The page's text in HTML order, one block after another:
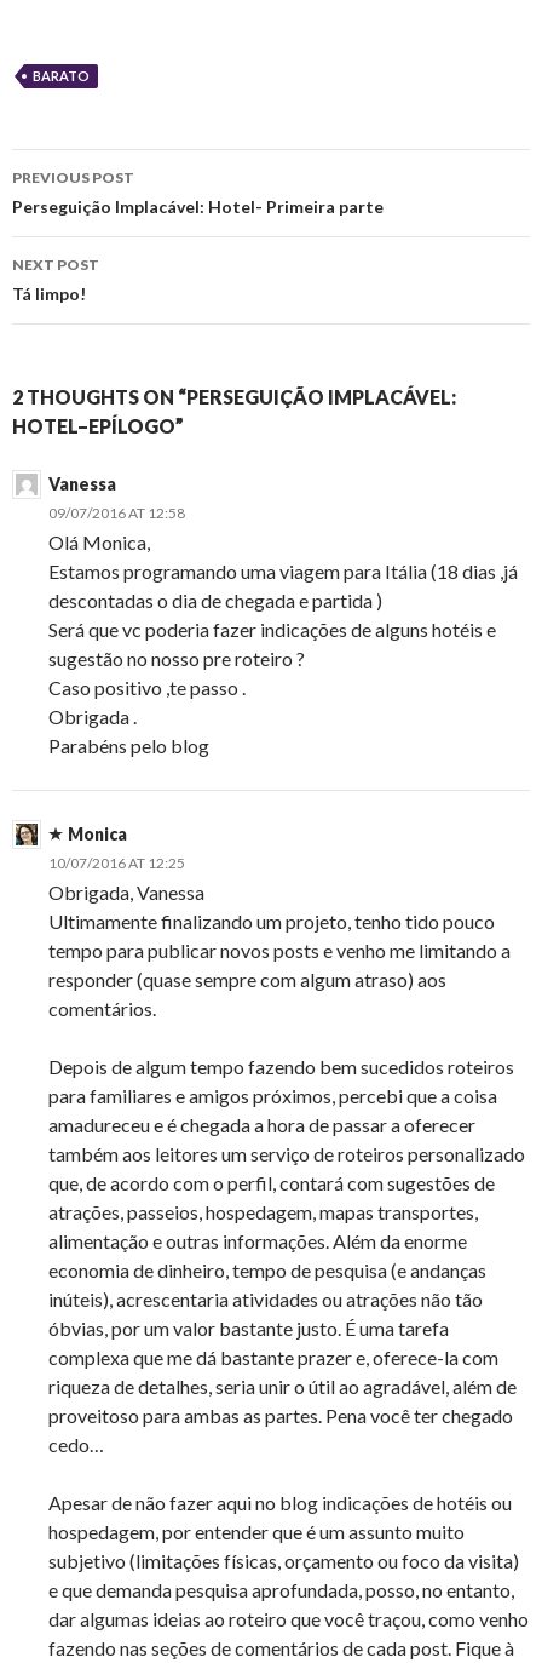
BARATO
Post
navigation
PREVIOUS POST
Perseguição Implacável: Hotel- Primeira parte
NEXT POST
Tá limpo!
2 THOUGHTS ON “PERSEGUIÇÃO IMPLACÁVEL:
HOTEL–EPÍLOGO”
Vanessa
09/07/2016 AT 12:58
Olá Monica,
Estamos programando uma viagem para Itália (18 dias ,já
descontadas o dia de chegada e partida )
Será que vc poderia fazer indicações de alguns hotéis e
sugestão no nosso pre roteiro ?
Caso positivo ,te passo .
Obrigada .
Parabéns pelo blog
Monica
10/07/2016 AT 12:25
Obrigada, Vanessa
Ultimamente finalizando um projeto, tenho tido pouco
tempo para publicar novos posts e venho me limitando a
responder (quase sempre com algum atraso) aos
comentários.
Depois de algum tempo fazendo bem sucedidos roteiros
para familiares e amigos próximos, percebi que a coisa
amadureceu e é chegada a hora de passar a oferecer
também aos leitores um serviço de roteiros personalizado
que, de acordo com o perfil, contará com sugestões de
atrações, passeios, hospedagem, mapas transportes,
alimentação e outras informações. Além da enorme
economia de dinheiro, tempo de pesquisa (e andanças
inúteis), acrescentaria atividades ou atrações não tão
óbvias, por um valor bastante justo. É uma tarefa
complexa que me dá bastante prazer e, oferece-la com
riqueza de detalhes, seria unir o útil ao agradável, além de
proveitoso para ambas as partes. Pena você ter chegado
cedo…
Apesar de não fazer aqui no blog indicações de hotéis ou
hospedagem, por entender que é um assunto muito
subjetivo (limitações físicas, orçamento ou foco da visita)
e que demanda pesquisa aprofundada, posso, no entanto,
dar algumas ideias ao roteiro que você traçou, como venho
fazendo nas seções de comentários de cada post. Fique à